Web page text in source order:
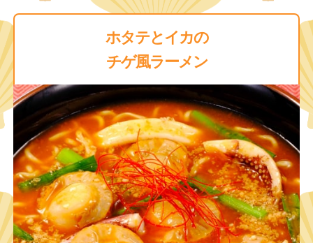
ホタテと海鮮の
ちゃんぽん